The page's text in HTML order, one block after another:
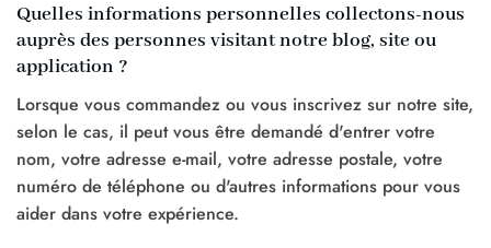
Quelles informations personnelles collectons-nous
auprès des personnes visitant notre blog, site ou
application ?
Lorsque vous commandez ou vous inscrivez sur notre site,
selon le cas, il peut vous être demandé d'entrer votre
nom, votre adresse e-mail, votre adresse postale, votre
numéro de téléphone ou d'autres informations pour vous
aider dans votre expérience.